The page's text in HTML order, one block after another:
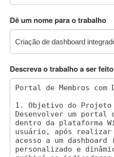
Dê um nome para o trabalho
Descreva o trabalho a ser feito